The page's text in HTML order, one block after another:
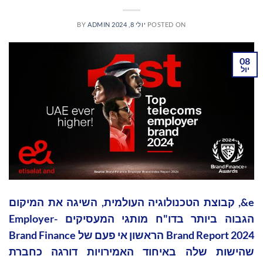
POSTED ON יולי 8, 2024 BY ADMIN
08
יול
e&, קבוצת הטכנולוגיה העולמית, השיגה את המיקום
הגבוה ביותר בדו"ח מותגי המעסיקים -Employer
Brand Report 2024 הראשון אי פעם של Brand Finance
שהישות שלה באיחוד האמירויות דורגה כחברת